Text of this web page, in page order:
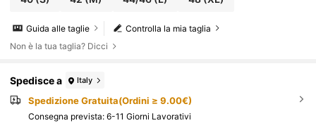
Controlla la mia taglia
Guida alle taglie
Non è la tua taglia? Dicci
Spedisce a Italy
Spedizione Gratuita(Ordini ≥ 9.00€)
Consegna prevista: 6-11 Giorni Lavorativi